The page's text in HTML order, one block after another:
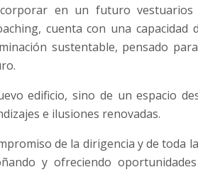
en un futuro vestuarios
cuenta con una capacidad
sustentable, pensado
edificio, sino de un espacio
e ilusiones renovadas.
de la dirigencia y de toda
y ofreciendo